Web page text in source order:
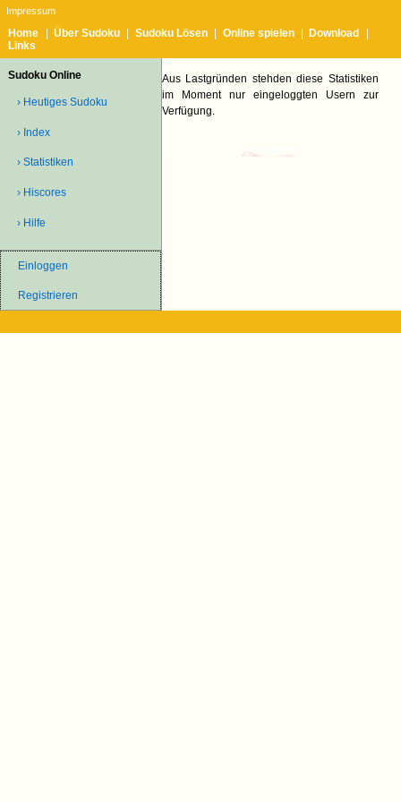
Impressum
Home Über Sudoku Sudoku Lösen Online spielen Download
Links
Sudoku Online
› Heutiges Sudoku
› Index
› Statistiken
› Hiscores
› Hilfe
Einloggen
Registrieren
Aus Lastgründen stehden diese Statistiken
im Moment nur eingeloggten Usern zur
Verfügung.